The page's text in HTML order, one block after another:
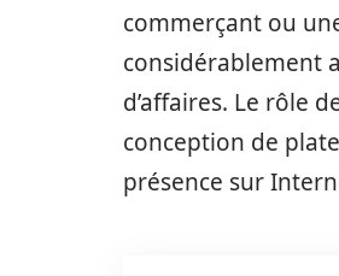
commerçant ou
considérablement
d’affaires. Le rôle
conception de
présence sur